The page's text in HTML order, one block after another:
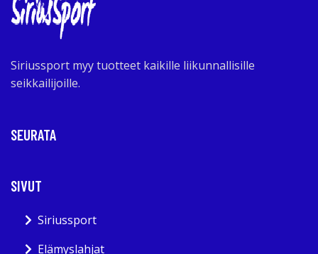
Siriussport myy tuotteet kaikille liikunnallisille
seikkailijoille.
SEURATA
SIVUT
Siriussport
Elämyslahjat